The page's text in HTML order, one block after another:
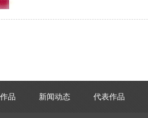
品 新闻动态 代表作品